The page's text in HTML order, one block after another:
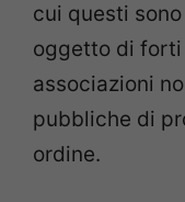
cui questi
oggetto di
associazioni
pubbliche di
ordine.